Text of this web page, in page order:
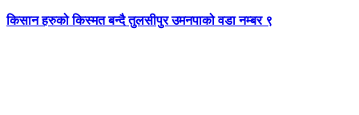
किसान हरुको किस्मत बन्दै तुलसीपुर उमनपाको वडा नम्बर ९